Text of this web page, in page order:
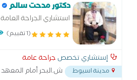
دكتور مدحت سالم
استشاري الجراحة العامة
(1 تقييم)
إستشاري تخصص جراحة عامة
مدينة اسيوط ش.البحر أمام المعهد